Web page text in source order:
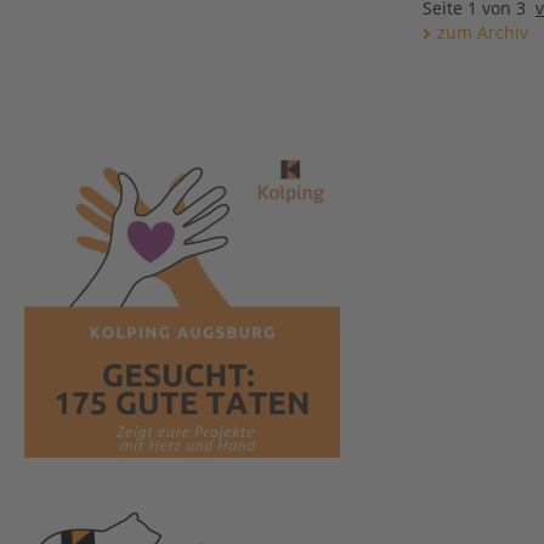
Seite 1 von 3
zum Archiv